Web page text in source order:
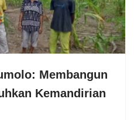
Membangun
Kemandirian